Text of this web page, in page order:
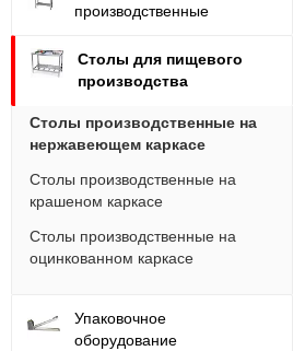
производственные
Столы для пищевого
производства
Столы производственные на
нержавеющем каркасе
Столы производственные на
крашеном каркасе
Столы производственные на
оцинкованном каркасе
Упаковочное
оборудование